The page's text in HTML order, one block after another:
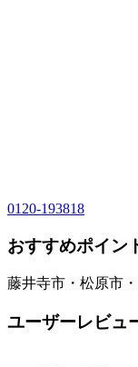
0120-193818
おすすめポイン
藤井寺市・松原市
ユーザーレビュ